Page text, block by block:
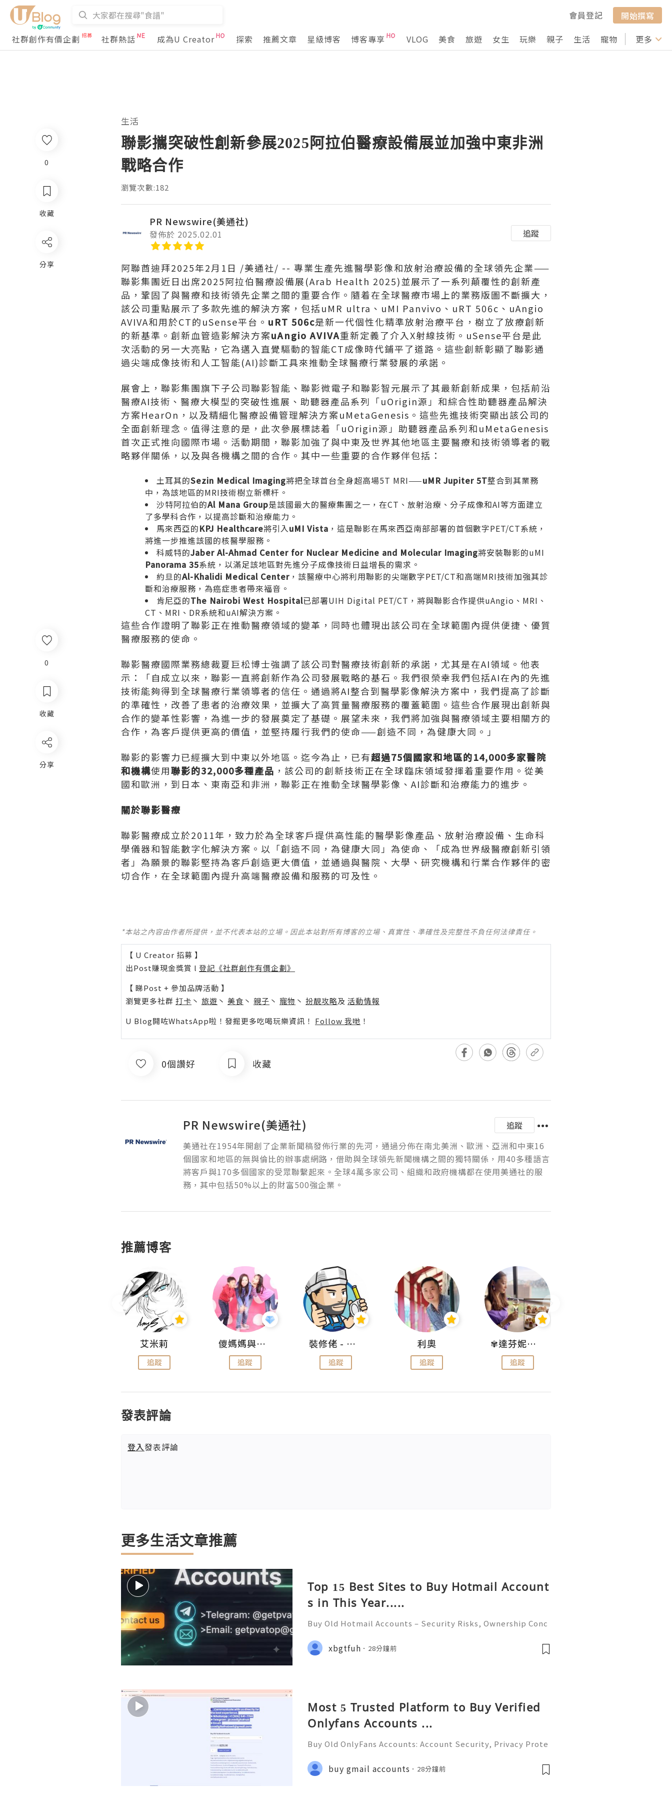
會員登記
開始撰寫
社群創作有價企劃
社群熱話 成為U Creator 探索 推薦文章 星級博客 博客專享 VLOG 美食 旅遊 女生 玩樂 親子 生活 寵物 行山 打卡
更多
0
收藏
分享
生活
聯影攜突破性創新參展2025阿拉伯醫療設備展並加強中東非洲
戰略合作
瀏覽次數:182
PR Newswire(美通社)
發佈於 2025.02.01 追蹤
阿聯酋迪拜2025年2月1日 /美通社/ -- 專業生產先進醫學影像和放射治療設備的全球領先企業——
聯影集團近日出席2025阿拉伯醫療設備展(Arab Health 2025)並展示了一系列顛覆性的創新產
品，鞏固了與醫療和技術領先企業之間的重要合作。隨着在全球醫療市場上的業務版圖不斷擴大，
該公司重點展示了多款先進的解決方案，包括uMR ultra、uMI Panvivo、uRT 506c、uAngio
AVIVA和用於CT的uSense平台。 uRT 506c是新一代個性化精準放射治療平台，樹立了放療創新
的新基準。創新血管造影解決方案uAngio AVIVA重新定義了介入X射線技術。uSense平台是此
次活動的另一大亮點，它為邁入直覺驅動的智能CT成像時代鋪平了道路。這些創新彰顯了聯影通
過尖端成像技術和人工智能(AI)診斷工具來推動全球醫療行業發展的承諾。
展會上，聯影集團旗下子公司聯影智能、聯影微電子和聯影智元展示了其最新創新成果，包括前沿
醫療AI技術、醫療大模型的突破性進展、助聽器產品系列「uOrigin源」和綜合性助聽器產品解決
方案HearOn，以及精細化醫療設備管理解決方案uMetaGenesis。這些先進技術突顯出該公司的
全面創新理念。值得注意的是，此次參展標誌着「uOrigin源」助聽器產品系列和uMetaGenesis
首次正式推向國際市場。活動期間，聯影加強了與中東及世界其他地區主要醫療和技術領導者的戰
略夥伴關係，以及與各機構之間的合作。其中一些重要的合作夥伴包括：
土耳其的Sezin Medical Imaging將把全球首台全身超高場5T MRI——uMR Jupiter 5T整合到其業務
中，為該地區的MRI技術樹立新標杆。
沙特阿拉伯的Al Mana Group是該國最大的醫療集團之一，在CT、放射治療、分子成像和AI等方面建立
了多學科合作，以提高診斷和治療能力。
馬來西亞的KPJ Healthcare將引入uMI Vista ，這是聯影在馬來西亞南部部署的首個數字PET/CT系統，
將進一步推進該國的核醫學服務。
科威特的Jaber Al-Ahmad Center for Nuclear Medicine and Molecular Imaging將安裝聯影的uMI
Panorama 35系統，以滿足該地區對先進分子成像技術日益增長的需求。
約旦的Al-Khalidi Medical Center ，該醫療中心將利用聯影的尖端數字PET/CT和高端MRI技術加強其診
斷和治療服務，為癌症患者帶來福音。
肯尼亞的The Nairobi West Hospital已部署UIH Digital PET/CT，將與聯影合作提供uAngio、MRI、
CT、MRI、DR系統和uAI解決方案。
這些合作證明了聯影正在推動醫療領域的變革，同時也體現出該公司在全球範圍內提供便捷、優質
醫療服務的使命。
聯影醫療國際業務總裁夏巨松博士強調了該公司對醫療技術創新的承諾，尤其是在AI領域。他表
示：「自成立以來，聯影一直將創新作為公司發展戰略的基石。我們很榮幸我們包括AI在內的先進
技術能夠得到全球醫療行業領導者的信任。通過將AI整合到醫學影像解決方案中，我們提高了診斷
的準確性，改善了患者的治療效果，並擴大了高質量醫療服務的覆蓋範圍。這些合作展現出創新與
合作的變革性影響，為進一步的發展奠定了基礎。展望未來，我們將加強與醫療領域主要相關方的
合作，為客戶提供更高的價值，並堅持履行我們的使命——創造不同，為健康大同。」
聯影的影響力已經擴大到中東以外地區。迄今為止，已有超過75個國家和地區的14,000多家醫院
和機構使用聯影的32,000多種產品 ，該公司的創新技術正在全球臨床領域發揮着重要作用。從美
國和歐洲，到日本、東南亞和非洲，聯影正在推動全球醫學影像、AI診斷和治療能力的進步。
關於聯影醫療
聯影醫療成立於2011年，致力於為全球客戶提供高性能的醫學影像產品、放射治療設備、生命科
學儀器和智能數字化解決方案。以「創造不同，為健康大同」為使命、「成為世界級醫療創新引領
者」為願景的聯影堅持為客戶創造更大價值，並通過與醫院、大學、研究機構和行業合作夥伴的密
切合作，在全球範圍內提升高端醫療設備和服務的可及性。
*本站之內容由作者所提供，並不代表本站的立場。因此本站對所有博客的立場、真實性、準確性及完整性不負任何法律責任。
【 U Creator 招募 】
出Post賺現金獎賞 l 登記《社群創作有價企劃》
【 睇Post + 參加品牌活動 】
瀏覽更多社群 打卡 丶 旅遊 丶 美食 丶 親子 丶 寵物 丶 扮靚攻略及 活動情報
U Blog開咗WhatsApp啦！發掘更多吃喝玩樂資訊！ Follow 我哋 ！
0個讚好 收藏
PR Newswire(美通社)
追蹤
美通社在1954年開創了企業新聞稿發佈行業的先河，通過分佈在南北美洲、歐洲、亞洲和中東16
個國家和地區的無與倫比的辦事處網路，借助與全球領先新聞機構之間的獨特關係，用40多種語言
將客戶與170多個國家的受眾聯繫起來。全球4萬多家公司、組織和政府機構都在使用美通社的服
務，其中包括50%以上的財富500強企業。
推薦博客
艾米莉
追蹤
儍媽媽與兩隻小魔怪之家
追蹤
裝修佬 - 香港一站式網上裝修平台
追蹤
利奧
追蹤
✾達芬妮•愛孩子•愛生活✾
追蹤
發表評論
登入發表評論
更多生活文章推薦
Top 15 Best Sites to Buy Hotmail Account
s in This Year.....
Buy Old Hotmail Accounts – Security Risks, Ownership Conc
STANT REPLY GUARANTEED ✨🔥⚡️🌐 ⚡️📱💬🚀 Telegram: @get
pvatop ⚡️📢👤🔔 Telegram Username: @get
xbgtfuh 28分鐘前
Most 5 Trusted Platform to Buy Verified
Onlyfans Accounts ...
Buy Old OnlyFans Accounts: Account Security, Privacy Prote
💎💲💫🌐✨💎Fast & Reliable 24/7 Customer Support 💫💎💲💫
🌐✨💎WhatsApp :+1 (506) 541-7768 💫💎💲💫🌐✨💎Te
buy gmail accounts 28分鐘前
0
收藏
分享